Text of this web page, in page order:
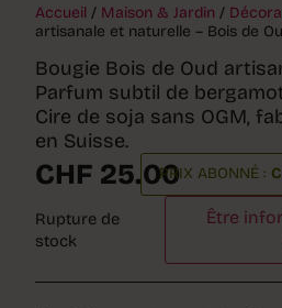
Accueil / Maison & Jardin /
artisanale et naturelle – Bois de
Bougie Bois de Oud
Parfum subtil de
Cire de soja sans OGM,
en Suisse.
CHF 25.00PRIX ABONNÉ :
Rupture de
stock
Être